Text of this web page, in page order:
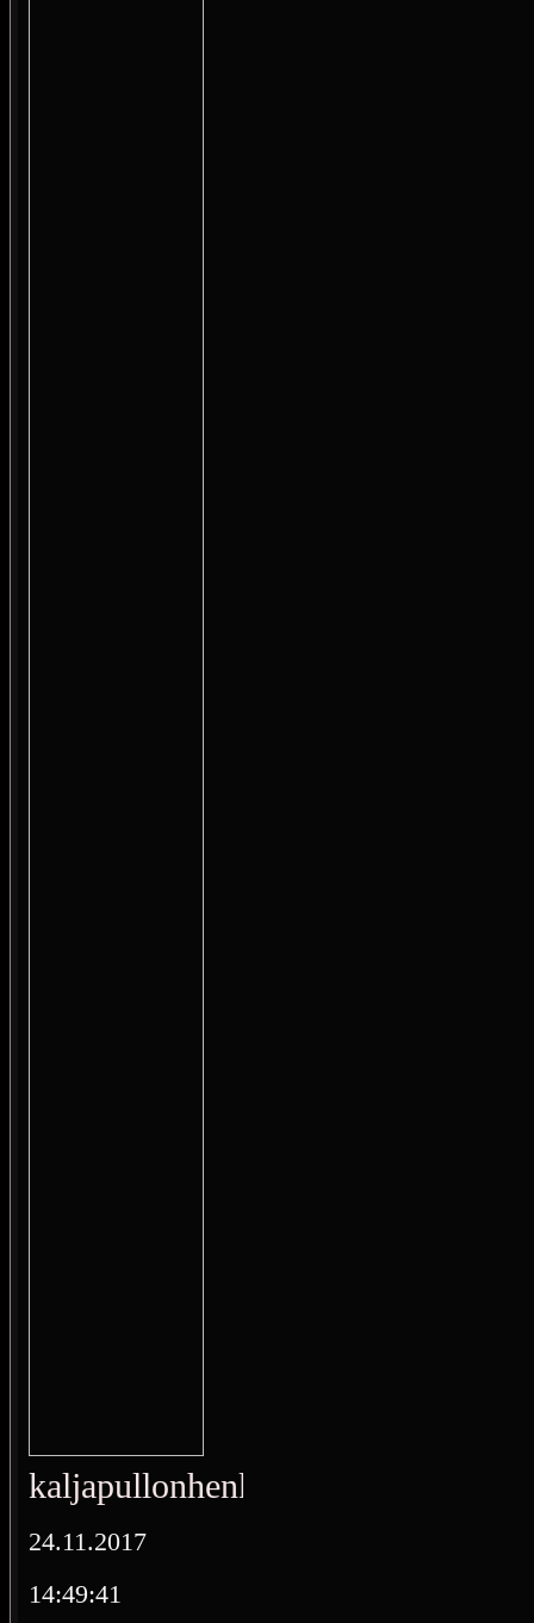
kaljapullonhenki
24.11.2017
14:49:41